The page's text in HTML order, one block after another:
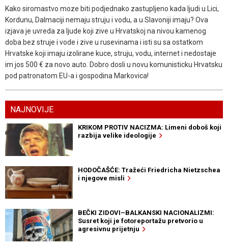
Kako siromastvo moze biti podjednako zastupljeno kada ljudi u Lici,
Kordunu, Dalmaciji nemaju struju i vodu, a u Slavoniji imaju? Ova
izjava je uvreda za ljude koji zive u Hrvatskoj na nivou kamenog
doba bez struje i vode i zive u rusevinama i isti su sa ostatkom
Hrvatske koji imaju izolirane kuce, struju, vodu, internet i nedostaje
im jos 500 € za novo auto. Dobro dosli u novu komunisticku Hrvatsku
pod patronatom EU-a i gospodina Markovica!
NAJNOVIJE
KRIKOM PROTIV NACIZMA: Limeni doboš koji
razbija velike ideologije
HODOČAŠĆE: Tražeći Friedricha Nietzschea
i njegove misli
BEČKI ZIDOVI–BALKANSKI NACIONALIZMI:
Susret koji je fotoreportažu pretvorio u
agresivnu prijetnju